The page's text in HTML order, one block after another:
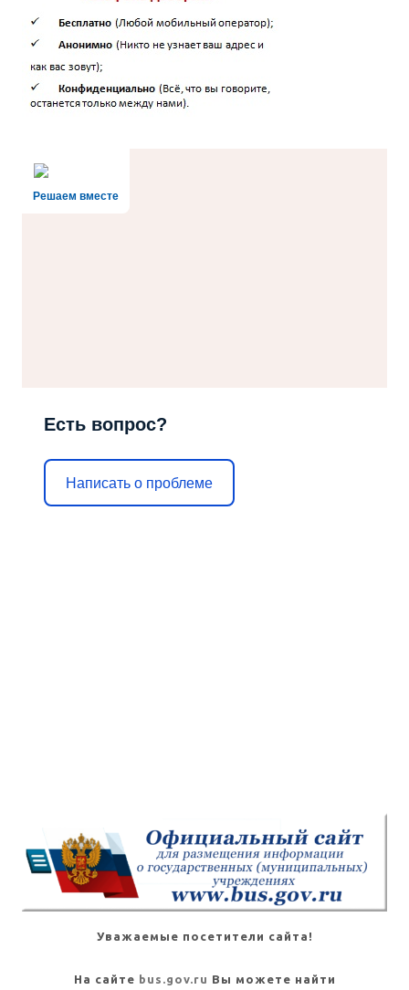
Решаем вместе
Есть вопрос?
Написать о проблеме
Уважаемые посетители сайта!
На сайте bus.gov.ru Вы можете найти